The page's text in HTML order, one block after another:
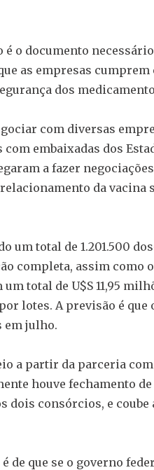
o documento
as empresas
dos
com diversas
embaixadas dos
a fazer
da vacina
um total de 1.201.500
completa, assim como
total de U$S 11,95
lotes. A previsão é
em julho.
a partir da parceria
houve fechamento
dois consórcios, e
de que se o governo